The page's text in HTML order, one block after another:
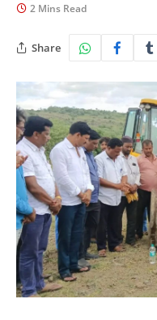
2 Mins Read
Share